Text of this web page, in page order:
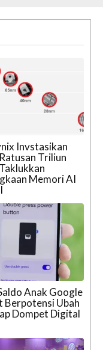
Invstasikan
Triliun
Memori AI
Anak Google
Berpotensi Ubah
Dompet Digital